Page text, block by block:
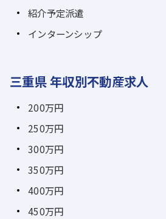
紹介予定派遣
インターンシップ
三重県 年収別不動産求人
200万円
250万円
300万円
350万円
400万円
450万円